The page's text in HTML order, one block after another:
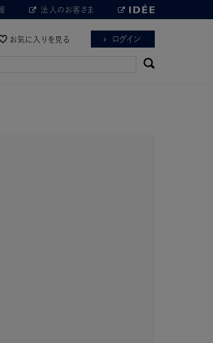
法人のお客さま
お気に入りを見る ログイン